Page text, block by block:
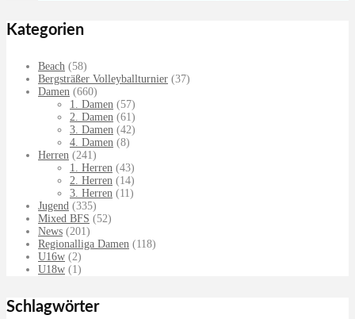
Kategorien
Beach (58)
Bergsträßer Volleyballturnier (37)
Damen (660)
1. Damen (57)
2. Damen (61)
3. Damen (42)
4. Damen (8)
Herren (241)
1. Herren (43)
2. Herren (14)
3. Herren (11)
Jugend (335)
Mixed BFS (52)
News (201)
Regionalliga Damen (118)
U16w (2)
U18w (1)
Schlagwörter